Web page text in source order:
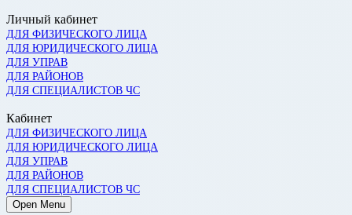
Личный кабинет
ДЛЯ ФИЗИЧЕСКОГО ЛИЦА
ДЛЯ ЮРИДИЧЕСКОГО ЛИЦА
ДЛЯ УПРАВ
ДЛЯ РАЙОНОВ
ДЛЯ СПЕЦИАЛИСТОВ ЧС
Кабинет
ДЛЯ ФИЗИЧЕСКОГО ЛИЦА
ДЛЯ ЮРИДИЧЕСКОГО ЛИЦА
ДЛЯ УПРАВ
ДЛЯ РАЙОНОВ
ДЛЯ СПЕЦИАЛИСТОВ ЧС
Open Menu